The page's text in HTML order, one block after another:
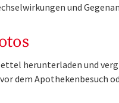
und
herunterladen und
dem Apothekenbesuch